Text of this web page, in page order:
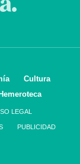
Cultura
Hemeroteca
LEGAL
PUBLICIDAD